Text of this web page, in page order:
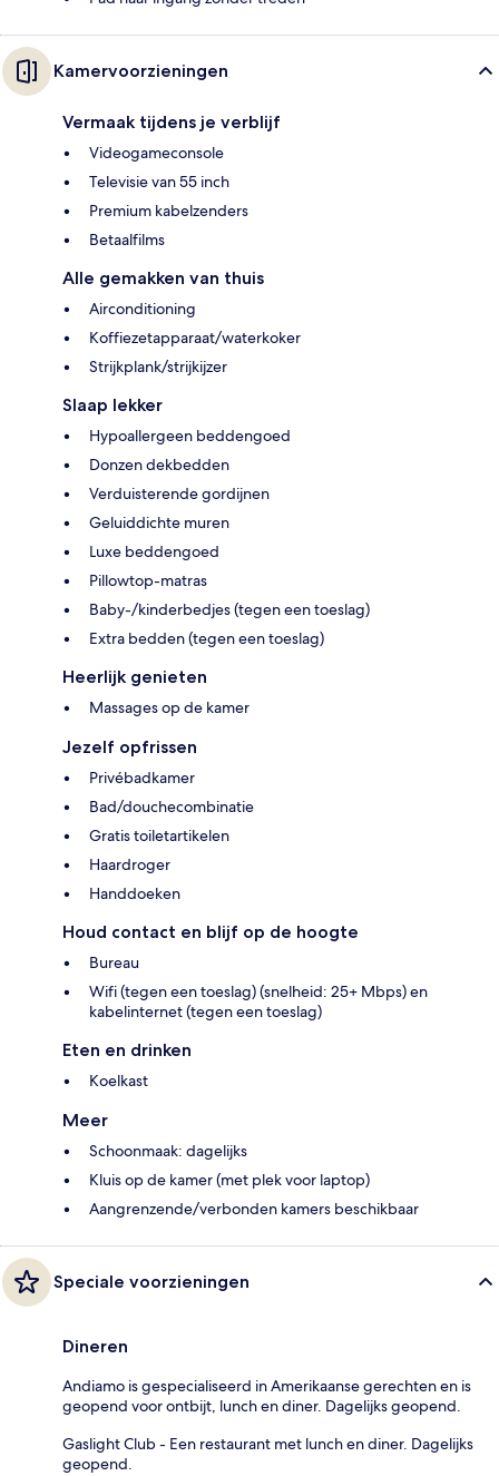
Kamervoorzieningen
Vermaak tijdens je verblijf
Videogameconsole
Televisie van 55 inch
Premium kabelzenders
Betaalfilms
Alle gemakken van thuis
Airconditioning
Koffiezetapparaat/waterkoker
Strijkplank/strijkijzer
Slaap lekker
Hypoallergeen beddengoed
Donzen dekbedden
Verduisterende gordijnen
Geluiddichte muren
Luxe beddengoed
Pillowtop-matras
Baby-/kinderbedjes (tegen een toeslag)
Extra bedden (tegen een toeslag)
Heerlijk genieten
Massages op de kamer
Jezelf opfrissen
Privébadkamer
Bad/douchecombinatie
Gratis toiletartikelen
Haardroger
Handdoeken
Houd contact en blijf op de hoogte
Bureau
Wifi (tegen een toeslag) (snelheid: 25+ Mbps) en
kabelinternet (tegen een toeslag)
Eten en drinken
Koelkast
Meer
Schoonmaak: dagelijks
Kluis op de kamer (met plek voor laptop)
Aangrenzende/verbonden kamers beschikbaar
Speciale voorzieningen
Dineren
Andiamo is gespecialiseerd in Amerikaanse gerechten en is
geopend voor ontbijt, lunch en diner. Dagelijks geopend.
Gaslight Club - Een restaurant met lunch en diner. Dagelijks
geopend.